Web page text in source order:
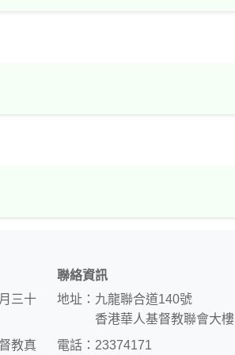
三十
教真
聯絡資訊
地址：九龍聯合道140號
香港華人基督教聯會大樓
電話：23374171